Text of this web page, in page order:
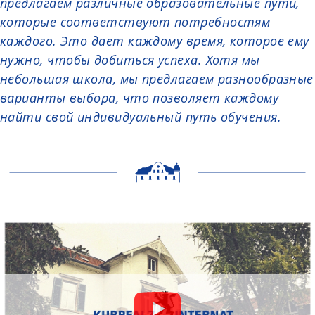
которые соответствуют потребностям
каждого. Это дает каждому время, которое ему
нужно, чтобы добиться успеха. Хотя мы
небольшая школа, мы предлагаем разнообразные
варианты выбора, что позволяет каждому
найти свой индивидуальный путь обучения.